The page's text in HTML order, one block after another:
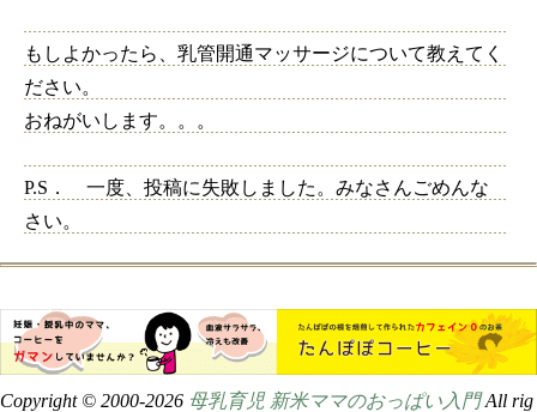
もしよかったら、乳管開通マッサージについて教えてく
ださい。
おねがいします。。。
P.S． 一度、投稿に失敗しました。みなさんごめんな
さい。
Copyright © 2000-2026 母乳育児 新米ママのおっぱい入門All rig